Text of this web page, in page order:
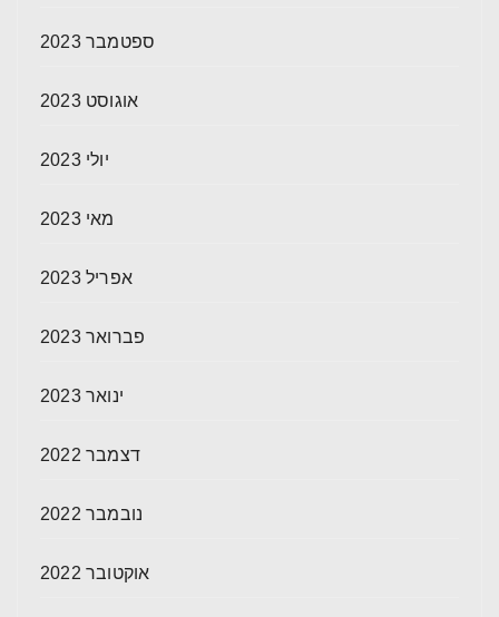
ספטמבר 2023
אוגוסט 2023
יולי 2023
מאי 2023
אפריל 2023
פברואר 2023
ינואר 2023
דצמבר 2022
נובמבר 2022
אוקטובר 2022